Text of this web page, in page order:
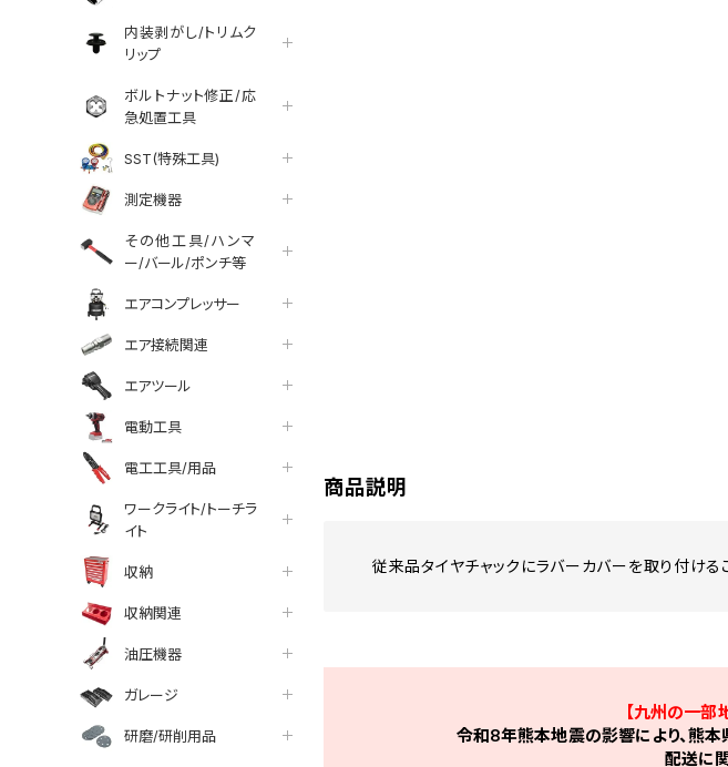
内装剥がし/トリムク
リップ
ボルトナット修正/応
急処置工具
SST(特殊工具)
測定機器
その他工具/ハンマ
ー/バール/ポンチ等
エアコンプレッサー
エア接続関連
エアツール
電動工具
電工工具/用品
ワークライト/トーチラ
イト
収納
収納関連
油圧機器
ガレージ
研磨/研削用品
facebook
line
商品説明
従来品タイヤチャックにラバーカバーを取り付ける
【九州の一部
令和8年熊本地震の影響により、熊
配送に